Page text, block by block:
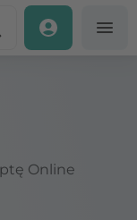
Online